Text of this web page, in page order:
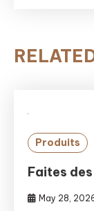
Produits
Faites
May 28,